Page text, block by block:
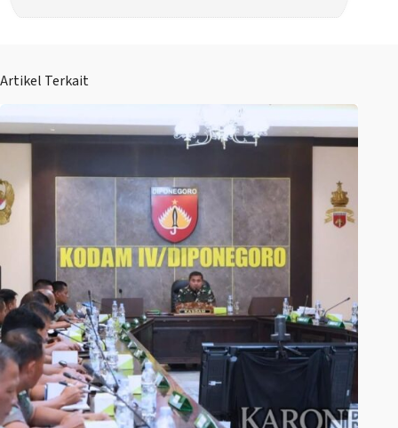
Artikel Terkait